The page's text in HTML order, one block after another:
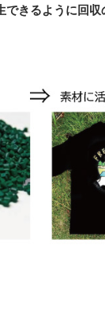
できるように回